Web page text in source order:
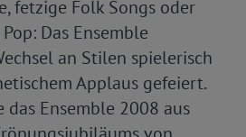
fetzige Folk Songs oder
Das Ensemble
an Stilen spielerisch
Applaus gefeiert.
Ensemble 2008 aus